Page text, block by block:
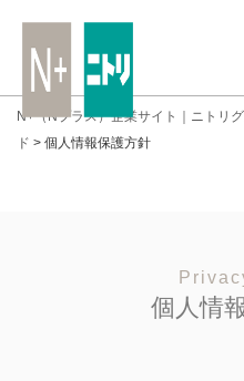
N+（Nプラス）企業サイト｜ニトリ
ド > 個人情報保護方針
個人情